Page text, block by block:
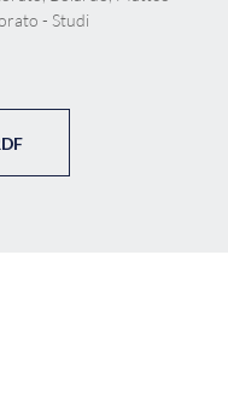
- Studi